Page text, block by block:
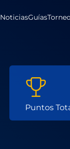
NoticiasGuías
Puntos